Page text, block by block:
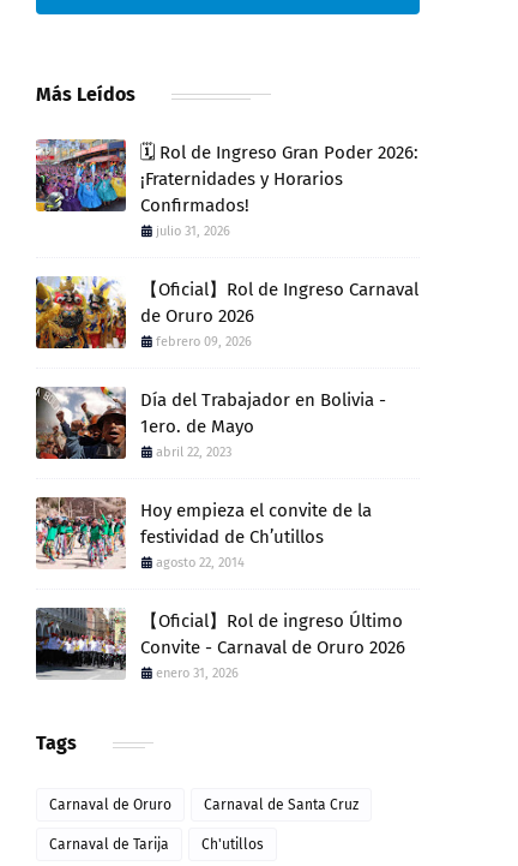
Más Leídos
🗓️ Rol de Ingreso Gran Poder 2026:
¡Fraternidades y Horarios
Confirmados!
julio 31, 2026
【Oficial】Rol de Ingreso Carnaval
de Oruro 2026
febrero 09, 2026
Día del Trabajador en Bolivia -
1ero. de Mayo
abril 22, 2023
Hoy empieza el convite de la
festividad de Ch’utillos
agosto 22, 2014
【Oficial】Rol de ingreso Último
Convite - Carnaval de Oruro 2026
enero 31, 2026
Tags
Carnaval de Oruro Carnaval de Santa Cruz
Carnaval de Tarija Ch'utillos